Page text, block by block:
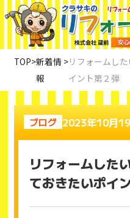
TOP>新着情
報
>リフォームし
イント第２弾
ブログ 2023年10月
リフォームした
ておきたいポイ